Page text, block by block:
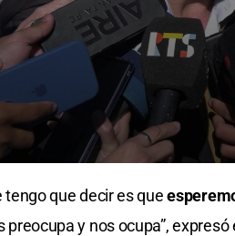
tengo que decir es que
preocupa y nos ocupa”,